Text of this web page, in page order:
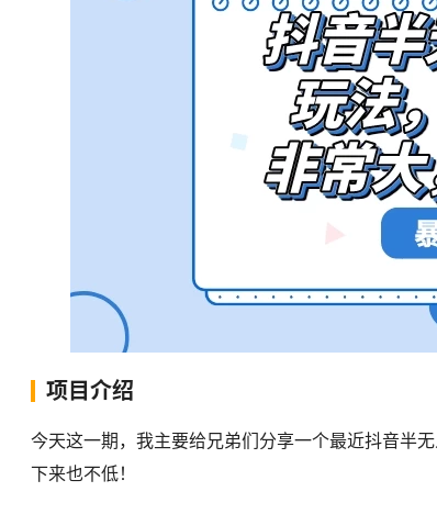
项目介绍
今天这一期，我主要给兄弟们分享一个最近抖音半
下来也不低！